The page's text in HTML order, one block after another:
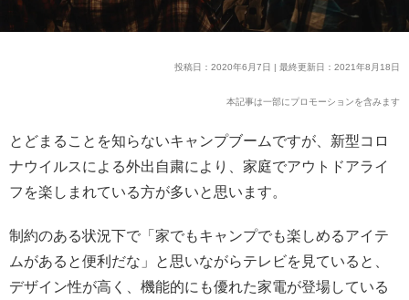
投稿日：2020年6月7日 | 最終更新日：2021年8月18日
本記事は一部にプロモーションを含みます
とどまることを知らないキャンプブームですが、新型コロ
ナウイルスによる外出自粛により、家庭でアウトドアライ
フを楽しまれている方が多いと思います。
制約のある状況下で「家でもキャンプでも楽しめるアイテ
ムがあると便利だな」と思いながらテレビを見ていると、
デザイン性が高く、機能的にも優れた家電が登場している